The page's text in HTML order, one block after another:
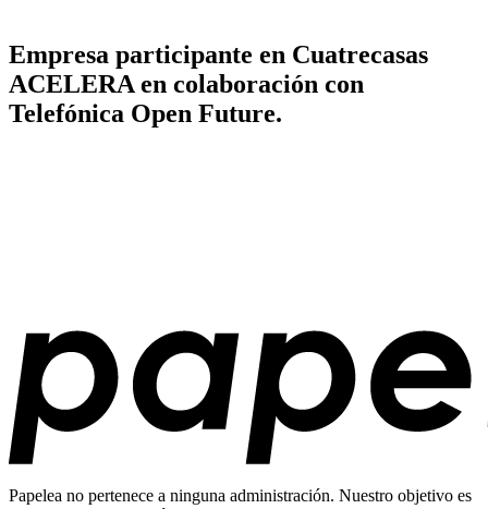
Empresa participante en Cuatrecasas
ACELERA en colaboración con
Telefónica Open Future.
Papelea no pertenece a ninguna administración. Nuestro objetivo es